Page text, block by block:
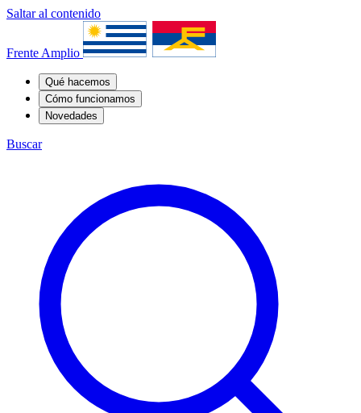
Saltar al contenido
Frente Amplio
Qué hacemos
Cómo funcionamos
Novedades
Buscar